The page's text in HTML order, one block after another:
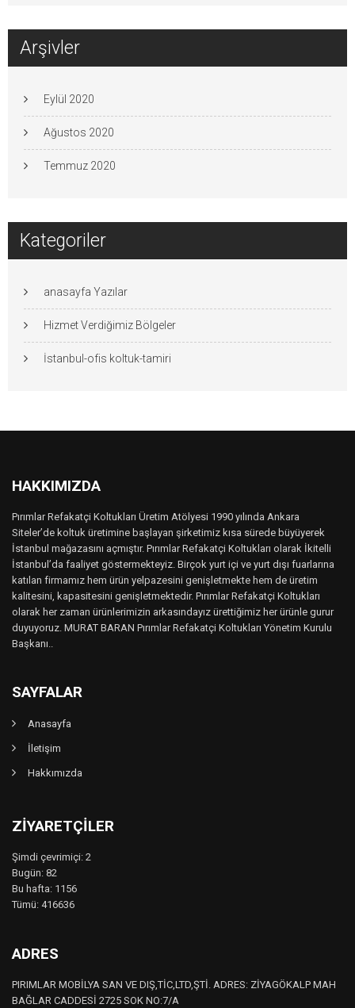
Arşivler
Eylül 2020
Ağustos 2020
Temmuz 2020
Kategoriler
anasayfa Yazılar
Hizmet Verdiğimiz Bölgeler
İstanbul-ofis koltuk-tamiri
HAKKIMIZDA
Pırımlar Refakatçi Koltukları Üretim Atölyesi 1990 yılında Ankara
Siteler’de koltuk üretimine başlayan şirketimiz kısa sürede büyüyerek
İstanbul mağazasını açmıştır. Pırımlar Refakatçi Koltukları olarak İkitelli
İstanbul’da faaliyet göstermekteyiz. Birçok yurt içi ve yurt dışı fuarlarına
katılan firmamız hem ürün yelpazesini genişletmekte hem de üretim
kalitesini, kapasitesini genişletmektedir. Pırımlar Refakatçi Koltukları
olarak her zaman ürünlerimizin arkasındayız ürettiğimiz her ürünle gurur
duyuyoruz. MURAT BARAN Pırımlar Refakatçi Koltukları Yönetim Kurulu
Başkanı..
SAYFALAR
Anasayfa
İletişim
Hakkımızda
ZIYARETÇILER
Şimdi çevrimiçi: 2
Bugün: 82
Bu hafta: 1156
Tümü: 416636
ADRES
PIRIMLAR MOBİLYA SAN VE DIŞ,TİC,LTD,ŞTİ. ADRES: ZİYAGÖKALP MAH
BAĞLAR CADDESİ 2725 SOK NO:7/A